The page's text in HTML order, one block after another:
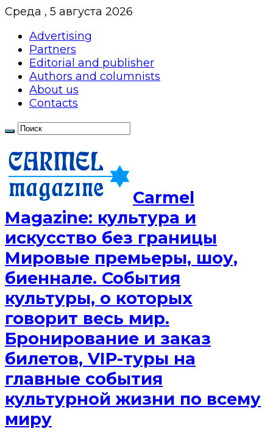
Среда , 5 августа 2026
Advertising
Partners
Editorial and publisher
Authors and columnists
About us
Contacts
Сarmel
Magazine: культура и
искусство без границы
Мировые премьеры, шоу,
биеннале. События
культуры, о которых
говорит весь мир.
Бронирование и заказ
билетов, VIP-туры на
главные события
культурной жизни по всему
миру